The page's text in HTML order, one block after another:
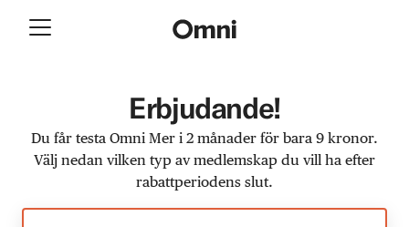
Erbjudande!
Du får testa Omni Mer i 2 månader för bara 9 kronor.
Välj nedan vilken typ av medlemskap du vill ha efter
rabattperiodens slut.